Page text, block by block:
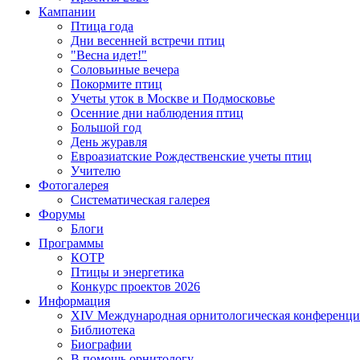
Кампании
Птица года
Дни весенней встречи птиц
"Весна идет!"
Соловьиные вечера
Покормите птиц
Учеты уток в Москве и Подмосковье
Осенние дни наблюдения птиц
Большой год
День журавля
Евроазиатские Рождественские учеты птиц
Учителю
Фотогалерея
Систематическая галерея
Форумы
Блоги
Программы
КОТР
Птицы и энергетика
Конкурс проектов 2026
Информация
XIV Международная орнитологическая
Библиотека
Биографии